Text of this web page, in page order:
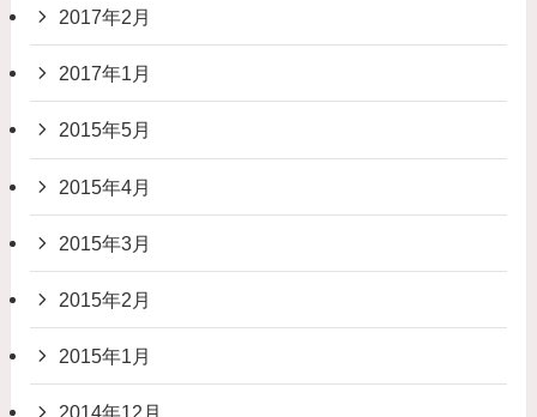
2017年2月
2017年1月
2015年5月
2015年4月
2015年3月
2015年2月
2015年1月
2014年12月